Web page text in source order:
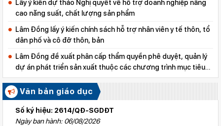
Lấy ý kiến dự thảo Nghị quyết về hỗ trợ doanh nghiệp nâng
cao năng suất, chất lượng sản phẩm
Lâm Đồng lấy ý kiến chính sách hỗ trợ nhân viên y tế thôn, tổ
dân phố và cô đỡ thôn, bản
Lâm Đồng đề xuất phân cấp thẩm quyền phê duyệt, quản lý
dự án phát triển sản xuất thuộc các chương trình mục tiêu
quốc gia
Văn bản giáo dục
Số ký hiệu: 2614/QĐ-SGDĐT
Ngày ban hành: 06/08/2026